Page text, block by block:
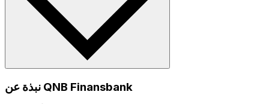
نبذة عن QNB Finansbank